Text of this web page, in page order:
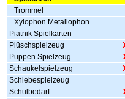
Trommel
Xylophon Metallophon
Piatnik Spielkarten
Plüschspielzeug
Puppen Spielzeug
Schaukelspielzeug
Schiebespielzeug
Schulbedarf